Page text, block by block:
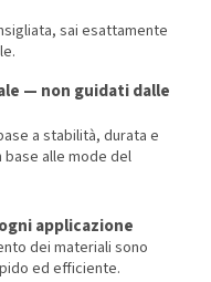
sai esattamente
— non guidati dalle
a stabilità, durata e
alle mode del
applicazione
dei materiali sono
ed efficiente.